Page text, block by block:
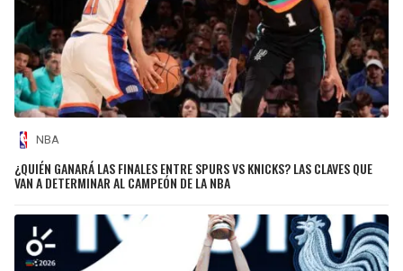
NBA
¿QUIÉN GANARÁ LAS FINALES ENTRE SPURS VS KNICKS? LAS CLAVES QUE
VAN A DETERMINAR AL CAMPEÓN DE LA NBA